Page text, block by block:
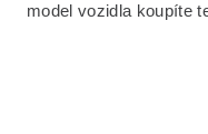
model vozidla koupíte